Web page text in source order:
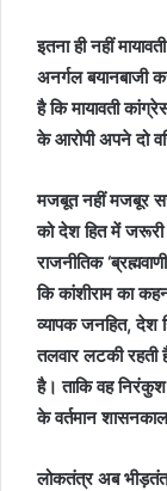
इतना ही नहीं
अनर्गल बयानबाजी
है कि मायावती
के आरोपी अपने दो
मजबूत नहीं मजबूर
को देश हित में जरूरी
राजनीतिक
कि कांशीराम का
व्यापक जनहित, देश
तलवार लटकी
है। ताकि वह
के वर्तमान
लोकतंत्र अब